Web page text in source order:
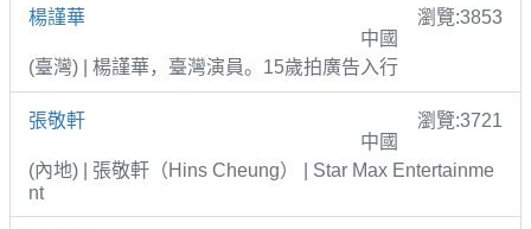
楊謹華
瀏覽:3853
中國
(臺灣) | 楊謹華，臺灣演員。15歲拍廣告入行
張敬軒
瀏覽:3721
中國
(內地) | 張敬軒（Hins Cheung） | Star Max Entertainme
nt